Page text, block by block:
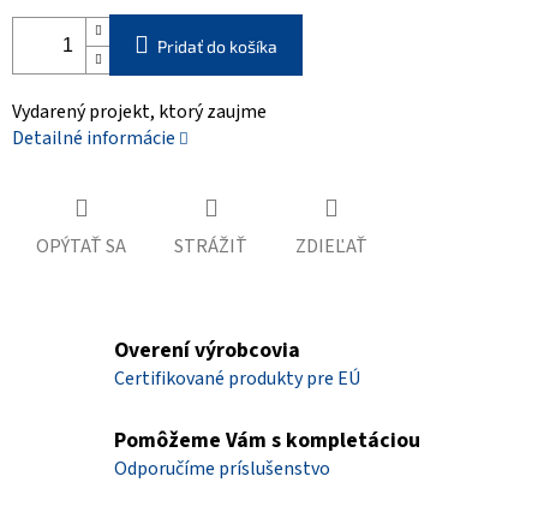
Pridať do košíka
Vydarený projekt, ktorý zaujme
Detailné informácie
OPÝTAŤ SA STRÁŽIŤ ZDIEĽAŤ
Overení výrobcovia
Certifikované produkty pre EÚ
Pomôžeme Vám s kompletáciou
Odporučíme príslušenstvo